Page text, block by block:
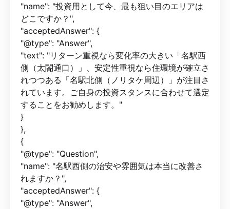
"name": "投資用として今、最も狙い目のエリアは
どこですか？",
"acceptedAnswer": {
"@type": "Answer",
"text": "リターン重視なら変化率の大きい「名駅西
側（太閤通口）」、安定性重視なら住環境が確立さ
れつつある「名駅北側（ノリタケ周辺）」が注目さ
れています。ご自身の投資スタンスに合わせて選定
することをお勧めします。"
}
},
{
"@type": "Question",
"name": "名駅西側の治安や雰囲気は本当に改善さ
れますか？",
"acceptedAnswer": {
"@type": "Answer",